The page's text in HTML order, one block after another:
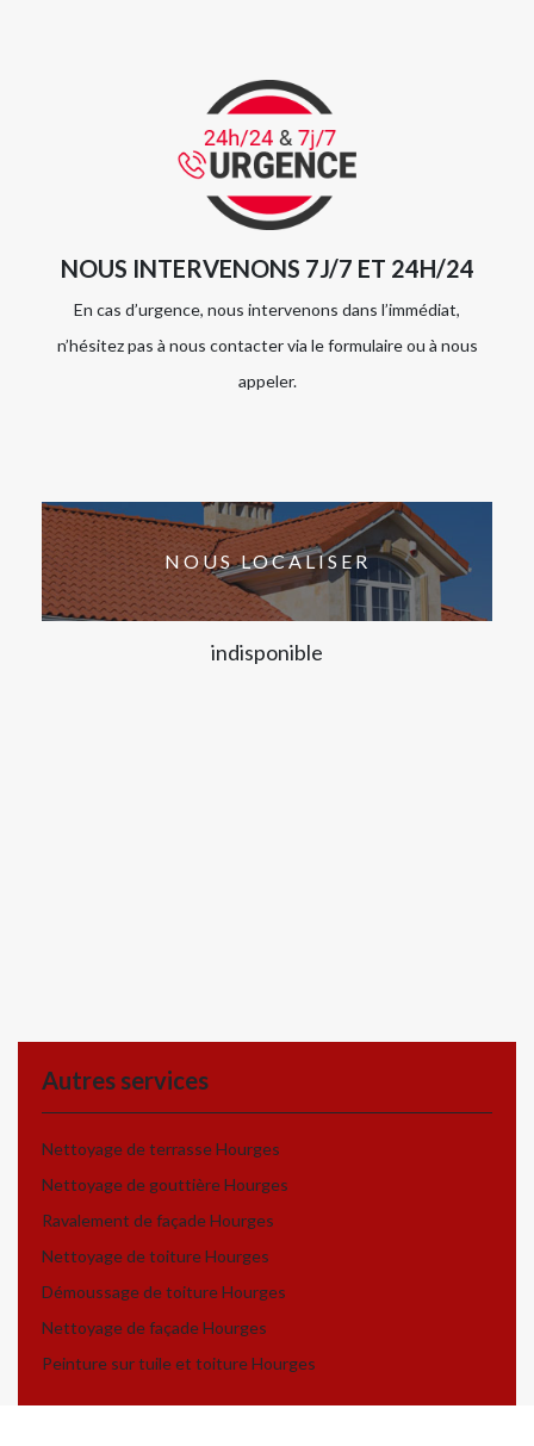
NOUS INTERVENONS 7J/7 ET 24H/24
En cas d’urgence, nous intervenons dans l’immédiat,
n’hésitez pas à nous contacter via le formulaire ou à nous
appeler.
NOUS LOCALISER
indisponible
Autres services
Nettoyage de terrasse Hourges
Nettoyage de gouttière Hourges
Ravalement de façade Hourges
Nettoyage de toiture Hourges
Démoussage de toiture Hourges
Nettoyage de façade Hourges
Peinture sur tuile et toiture Hourges